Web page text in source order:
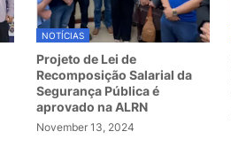
NOTÍCIAS
Projeto de Lei de
Recomposição Salarial da
Segurança Pública é
aprovado na ALRN
November 13, 2024